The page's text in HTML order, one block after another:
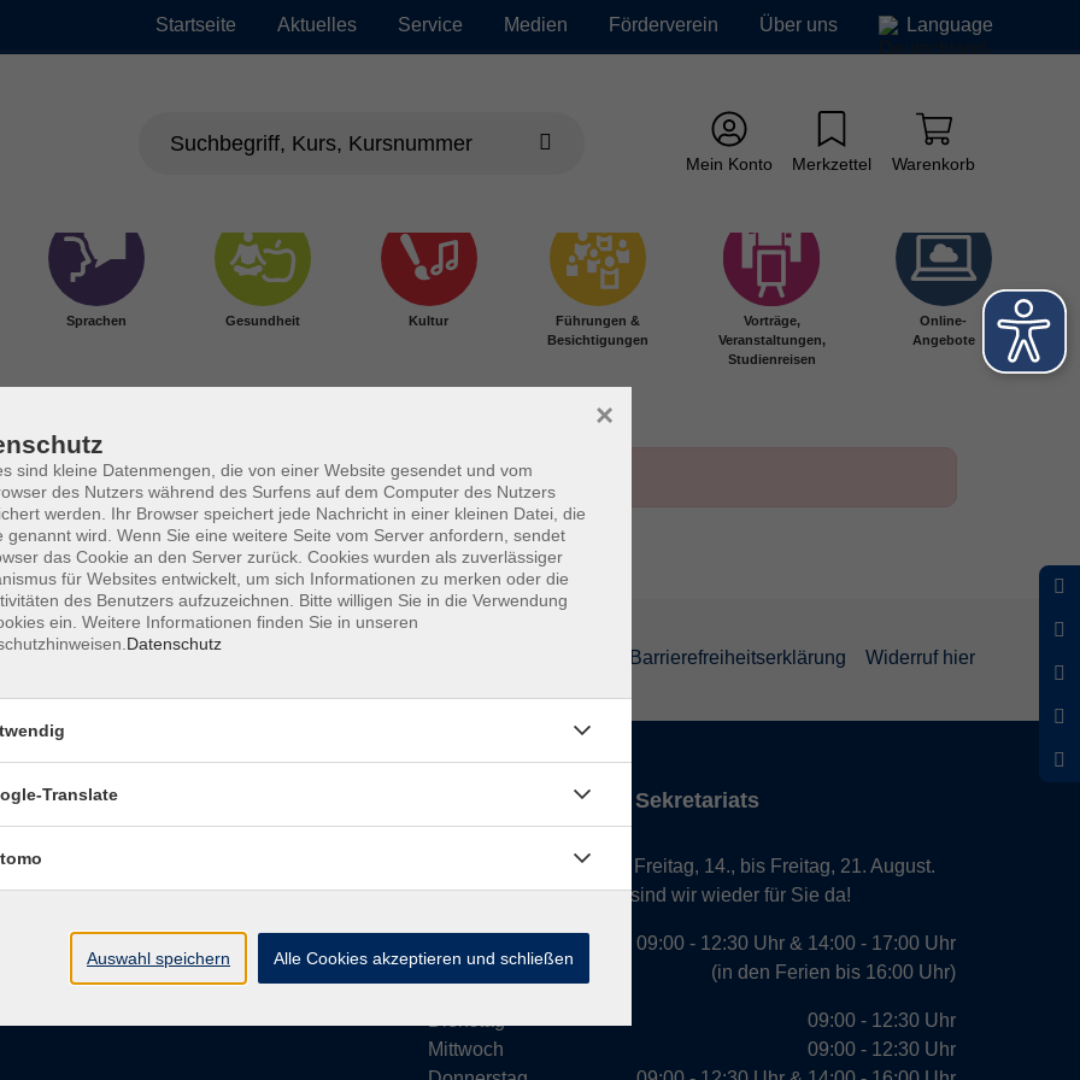
Startseite Aktuelles Service Medien Förderverein Über uns Language
Mein Konto Merkzettel Warenkorb
Sprachen Gesundheit Kultur
Führungen &
Besichtigungen
Vorträge,
Veranstaltungen,
Studienreisen
Online-
Angebote
Barrierefreiheitserklärung Widerruf hier
vhs Bamberg Stadt
96052 Bamberg
info@vhs-bamberg.de
Tel: 0951 871108
Öffnungszeiten des Sekretariats
Wir machen Urlaub von Freitag, 14., bis Freitag, 21. August.
Ab Montag, 24. August, sind wir wieder für Sie da!
Mittwoch
09:00 - 12:30 Uhr & 14:00 - 17:00 Uhr
(in den Ferien bis 16:00 Uhr)
09:00 - 12:30 Uhr
09:00 - 12:30 Uhr
sind kleine Datenmengen, die von einer Website gesendet und vom
des Nutzers während des Surfens auf dem Computer des Nutzers
werden. Ihr Browser speichert jede Nachricht in einer kleinen Datei, die
genannt wird. Wenn Sie eine weitere Seite vom Server anfordern, sendet
das Cookie an den Server zurück. Cookies wurden als zuverlässiger
für Websites entwickelt, um sich Informationen zu merken oder die
des Benutzers aufzuzeichnen. Bitte willigen Sie in die Verwendung
ein. Weitere Informationen finden Sie in unseren
Datenschutz
×
Translate
Auswahl speichern Alle Cookies akzeptieren und schließen